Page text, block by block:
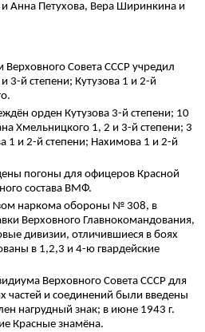
Анна Петухова, Вера Ширинкина и
Совета СССР учредил
3-й степени; Кутузова 1 и 2-й
орден Кутузова 3-й степени; 10
Хмельницкого 1, 2 и 3-й степени; 3
1 и 2-й степени; Нахимова 1 и 2-й
погоны для офицеров Красной
состава ВМФ.
наркома обороны № 308, в
Верховного Главнокомандования,
дивизии, отличившиеся в боях
в 1,2,3 и 4-ю гвардейские
Верховного Совета СССР для
частей и соединений были введены
нагрудный знак; в июне 1943 г.
Красные знамёна.